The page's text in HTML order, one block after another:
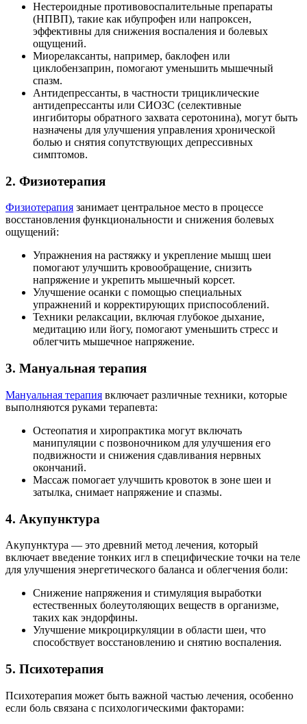
Нестероидные противовоспалительные препараты
(НПВП), такие как ибупрофен или напроксен,
эффективны для снижения воспаления и болевых
ощущений.
Миорелаксанты, например, баклофен или
циклобензаприн, помогают уменьшить мышечный
спазм.
Антидепрессанты, в частности трициклические
антидепрессанты или СИОЗС (селективные
ингибиторы обратного захвата серотонина), могут быть
назначены для улучшения управления хронической
болью и снятия сопутствующих депрессивных
симптомов.
2. Физиотерапия
Физиотерапия занимает центральное место в процессе
восстановления функциональности и снижения болевых
ощущений:
Упражнения на растяжку и укрепление мышц шеи
помогают улучшить кровообращение, снизить
напряжение и укрепить мышечный корсет.
Улучшение осанки с помощью специальных
упражнений и корректирующих приспособлений.
Техники релаксации, включая глубокое дыхание,
медитацию или йогу, помогают уменьшить стресс и
облегчить мышечное напряжение.
3. Мануальная терапия
Мануальная терапия включает различные техники, которые
выполняются руками терапевта:
Остеопатия и хиропрактика могут включать
манипуляции с позвоночником для улучшения его
подвижности и снижения сдавливания нервных
окончаний.
Массаж помогает улучшить кровоток в зоне шеи и
затылка, снимает напряжение и спазмы.
4. Акупунктура
Акупунктура — это древний метод лечения, который
включает введение тонких игл в специфические точки на теле
для улучшения энергетического баланса и облегчения боли:
Снижение напряжения и стимуляция выработки
естественных болеутоляющих веществ в организме,
таких как эндорфины.
Улучшение микроциркуляции в области шеи, что
способствует восстановлению и снятию воспаления.
5. Психотерапия
Психотерапия может быть важной частью лечения, особенно
если боль связана с психологическими факторами: